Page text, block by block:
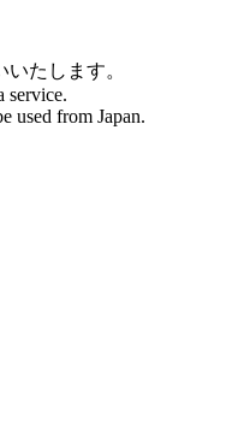
たします。
service.
used from Japan.